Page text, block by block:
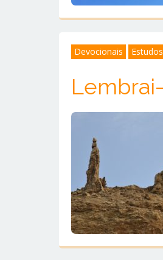
Devocionais Estudos